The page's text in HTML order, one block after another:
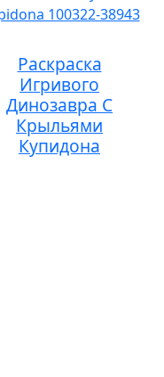
Раскраска
Игривого
Динозавра С
Крыльями
Купидона